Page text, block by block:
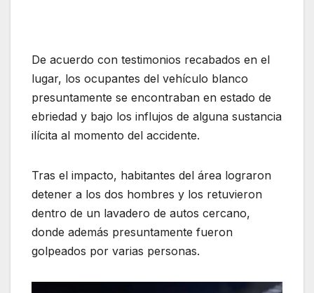
De acuerdo con testimonios recabados en el
lugar, los ocupantes del vehículo blanco
presuntamente se encontraban en estado de
ebriedad y bajo los influjos de alguna sustancia
ilícita al momento del accidente.
Tras el impacto, habitantes del área lograron
detener a los dos hombres y los retuvieron
dentro de un lavadero de autos cercano,
donde además presuntamente fueron
golpeados por varias personas.